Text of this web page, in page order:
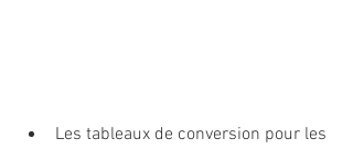
Les tableaux de conversion pour les